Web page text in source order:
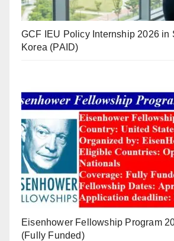
GCF IEU Policy Internship 2026 in
Korea (PAID)
Eisenhower Fellowship Program
(Fully Funded)